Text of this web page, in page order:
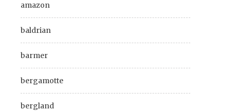
amazon
baldrian
barmer
bergamotte
bergland